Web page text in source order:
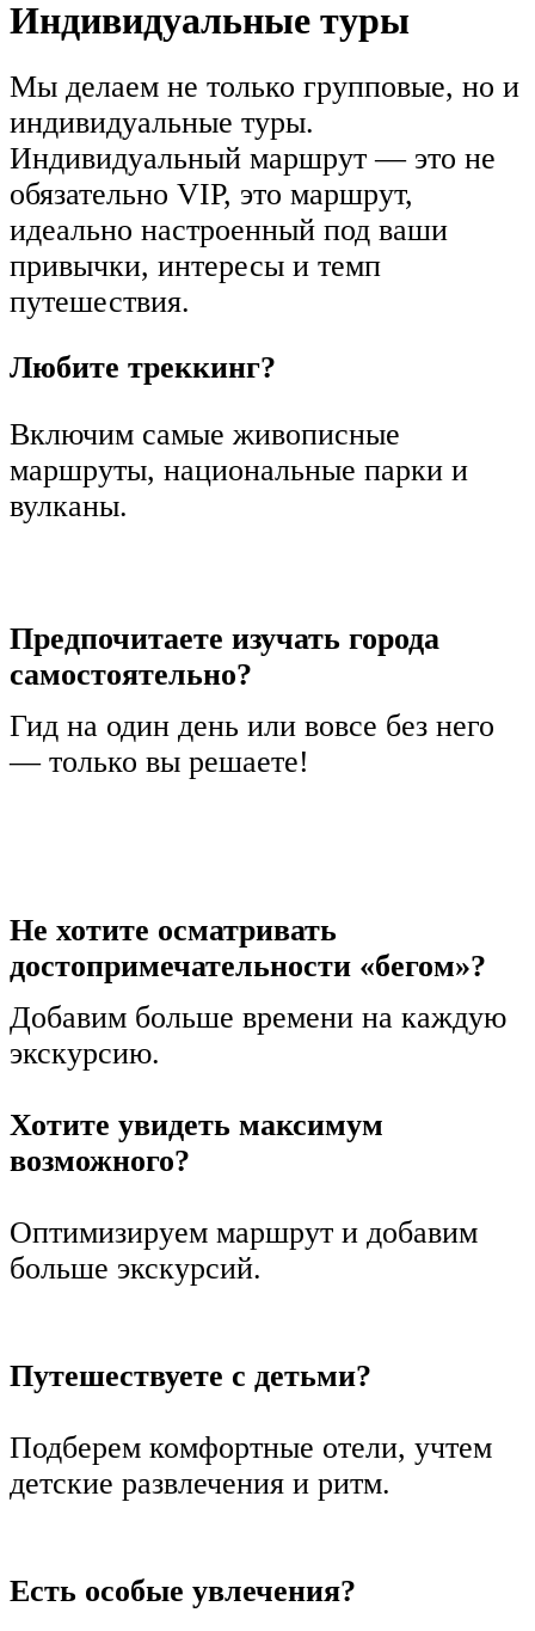
Индивидуальные туры
Мы делаем не только групповые, но и
индивидуальные туры.
Индивидуальный маршрут — это не
обязательно VIP, это маршрут,
идеально настроенный под ваши
привычки, интересы и темп
путешествия.
Любите треккинг?
Включим самые живописные
маршруты, национальные парки и
вулканы.
Предпочитаете изучать города
самостоятельно?
Гид на один день или вовсе без него
— только вы решаете!
Не хотите осматривать
достопримечательности «бегом»?
Добавим больше времени на каждую
экскурсию.
Хотите увидеть максимум
возможного?
Оптимизируем маршрут и добавим
больше экскурсий.
Путешествуете с детьми?
Подберем комфортные отели, учтем
детские развлечения и ритм.
Есть особые увлечения?